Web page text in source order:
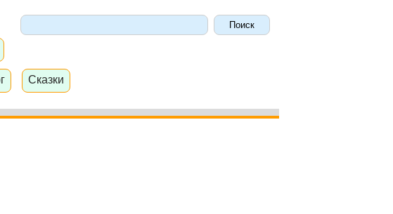
Сказки